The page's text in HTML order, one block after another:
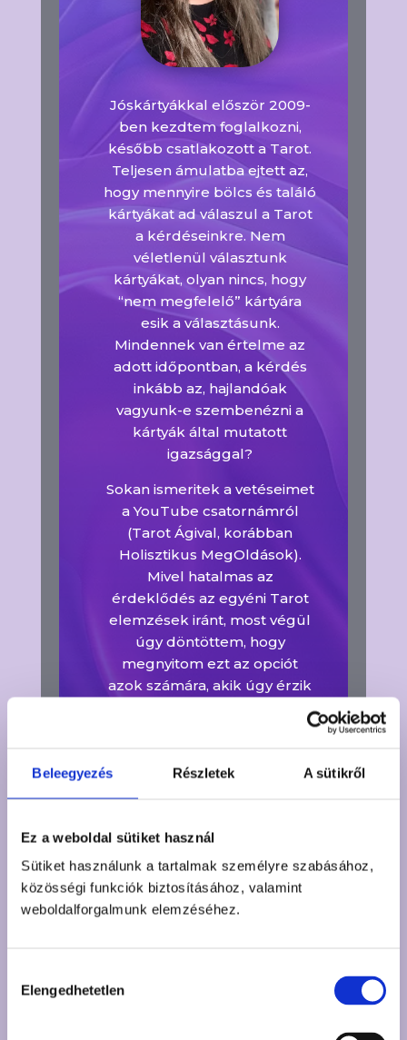
Beleegyezés Részletek A sütikről
Ez a weboldal sütiket használ
Sütiket használunk a tartalmak személyre szabásához,
közösségi funkciók biztosításához, valamint
weboldalforgalmunk elemzéséhez.
kiválasztása
Elengedhetetlen
Jóskártyákkal először 2009-
ben kezdtem foglalkozni,
később csatlakozott a Tarot.
Teljesen ámulatba ejtett az,
hogy mennyire bölcs és találó
kártyákat ad válaszul a Tarot
a kérdéseinkre. Nem
véletlenül választunk
kártyákat, olyan nincs, hogy
“nem megfelelő” kártyára
esik a választásunk.
Mindennek van értelme az
adott időpontban, a kérdés
inkább az, hajlandóak
vagyunk-e szembenézni a
kártyák által mutatott
igazsággal?
Sokan ismeritek a vetéseimet
a YouTube csatornámról
(Tarot Ágival, korábban
Holisztikus MegOldások).
Mivel hatalmas az
érdeklődés az egyéni Tarot
elemzések iránt, most végül
úgy döntöttem, hogy
megnyitom ezt az opciót
azok számára, akik úgy érzik
szükségük van rá. Szeretettel
Miért fordulnak hozzám az